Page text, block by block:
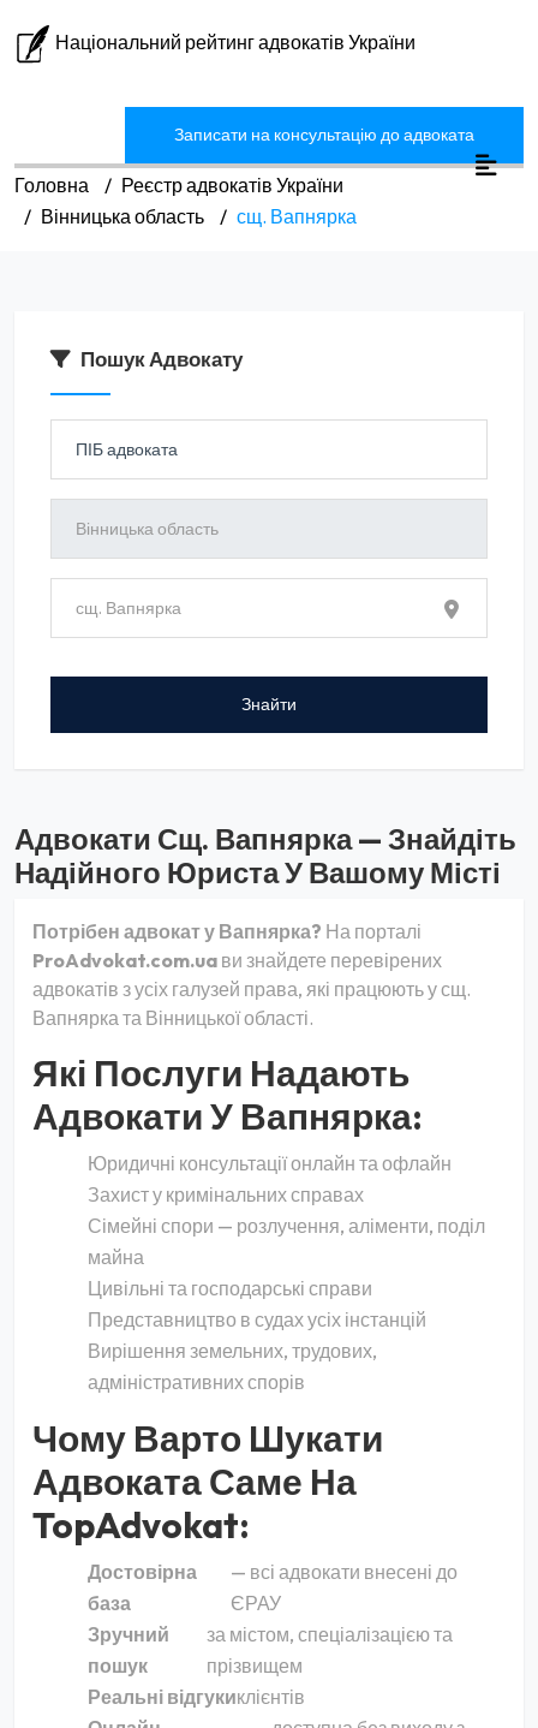
Національний рейтинг адвокатів України
Записати на консультацію до адвоката
Головна
Реєстр адвокатів України
Вінницька область
сщ. Вапнярка
Пошук Адвокату
Адвокати Сщ. Вапнярка — Знайдіть
Надійного Юриста У Вашому Місті
Потрібен адвокат у Вапнярка? На порталі
ProAdvokat.com.ua ви знайдете перевірених
адвокатів з усіх галузей права, які працюють у сщ.
Вапнярка та Вінницької області.
Які Послуги Надають
Адвокати У Вапнярка:
Юридичні консультації онлайн та офлайн
Захист у кримінальних справах
Сімейні спори — розлучення, аліменти, поділ
майна
Цивільні та господарські справи
Представництво в судах усіх інстанцій
Вирішення земельних, трудових,
адміністративних спорів
Чому Варто Шукати
Адвоката Саме На
TopAdvokat:
Достовірна
база
— всі адвокати внесені до
ЄРАУ
Зручний
пошук
за містом, спеціалізацією та
прізвищем
Реальні відгукиклієнтів